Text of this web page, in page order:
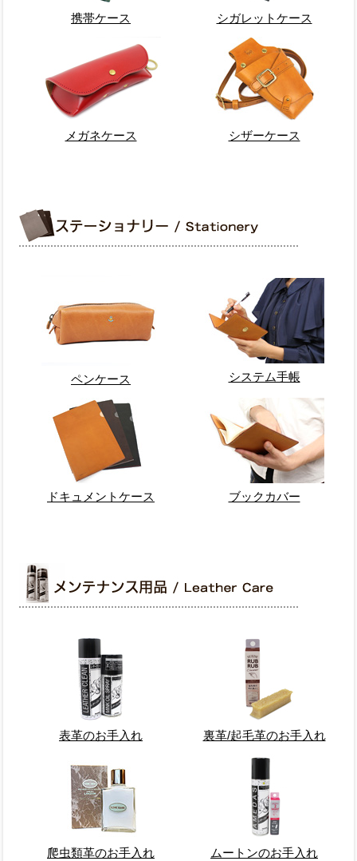
携帯ケース シガレットケース
メガネケース シザーケース
ペンケース システム手帳
ドキュメントケース ブックカバー
表革のお手入れ 裏革/起毛革のお手入れ
爬虫類革のお手入れ ムートンのお手入れ